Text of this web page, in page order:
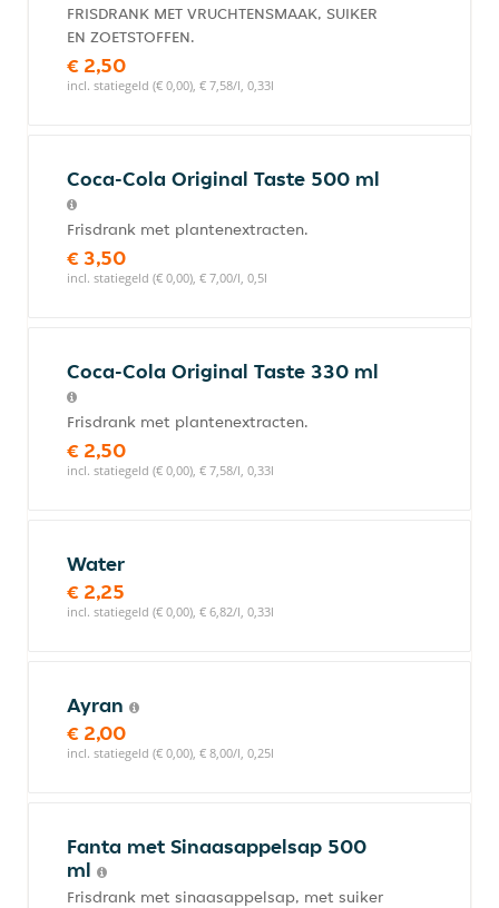
FRISDRANK MET VRUCHTENSMAAK, SUIKER
EN ZOETSTOFFEN.
€ 2,50
incl. statiegeld (€ 0,00), € 7,58/l, 0,33l
Coca-Cola Original Taste 500 ml
Frisdrank met plantenextracten.
€ 3,50
incl. statiegeld (€ 0,00), € 7,00/l, 0,5l
Coca-Cola Original Taste 330 ml
Frisdrank met plantenextracten.
€ 2,50
incl. statiegeld (€ 0,00), € 7,58/l, 0,33l
Water
€ 2,25
incl. statiegeld (€ 0,00), € 6,82/l, 0,33l
Ayran
€ 2,00
incl. statiegeld (€ 0,00), € 8,00/l, 0,25l
Fanta met Sinaasappelsap 500
ml
Frisdrank met sinaasappelsap, met suiker